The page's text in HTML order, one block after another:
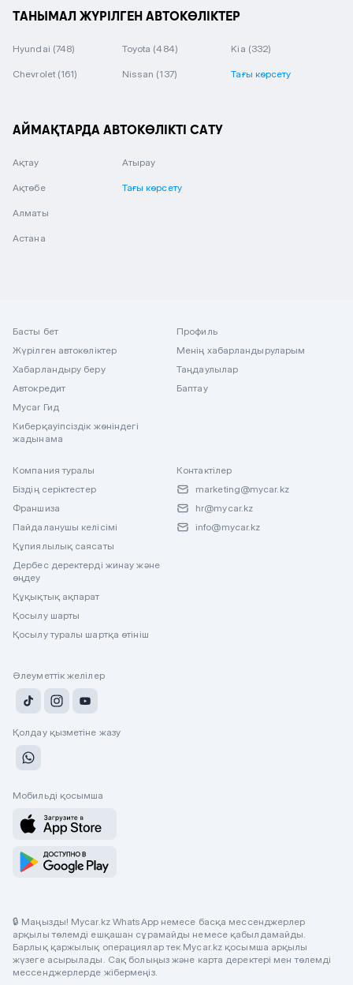
ТАНЫМАЛ ЖҮРІЛГЕН АВТОКӨЛІКТЕР
Hyundai (748) Toyota (484) Kia (332)
Chevrolet (161) Nissan (137) Тағы көрсету
АЙМАҚТАРДА АВТОКӨЛІКТІ САТУ
Ақтау
Ақтөбе
Алматы
Астана
Атырау
Тағы көрсету
Басты бет
Жүрілген автокөліктер
Хабарландыру беру
Автокредит
Mycar Гид
Киберқауіпсіздік жөніндегі
жадынама
Профиль
Менің хабарландыруларым
Таңдаулылар
Баптау
Компания туралы
Біздің серіктестер
Франшиза
Пайдаланушы келісімі
Құпиялылық саясаты
Дербес деректерді жинау және
өңдеу
Құқықтық ақпарат
Қосылу шарты
Қосылу туралы шартқа өтініш
Контактілер
marketing@mycar.kz
hr@mycar.kz
info@mycar.kz
Әлеуметтік желілер
Қолдау қызметіне жазу
Мобильді қосымша
🔒 Маңызды! Mycar.kz WhatsApp немесе басқа мессенджерлер
арқылы төлемді ешқашан сұрамайды немесе қабылдамайды.
Барлық қаржылық операциялар тек Mycar.kz қосымша арқылы
жүзеге асырылады. Сақ болыңыз және карта деректері мен төлемді
мессенджерлерде жібермеңіз.